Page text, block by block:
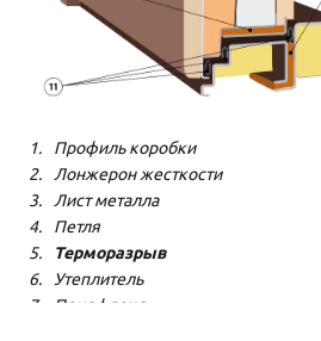
Профиль коробки
Лонжерон жесткости
Лист металла
Петля
Терморазрыв
Утеплитель
Пенофлекс